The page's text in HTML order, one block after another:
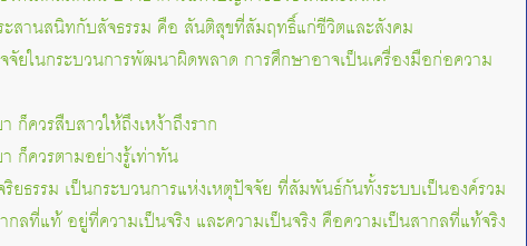
ะสานสนิทกับสัจธรรม คือ สันติสุขที่สัมฤทธิ์แก่ชีวิตและสังคม
จัยในกระบวนการพัฒนาผิดพลาด การศึกษาอาจเป็นเครื่องมือก่อความ
ก็ควรสืบสาวให้ถึงเหง้าถึงราก
ก็ควรตามอย่างรู้เท่าทัน
ยธรรม เป็นกระบวนการแห่งเหตุปัจจัย ที่สัมพันธ์กันทั้งระบบเป็นองค์รวม
กลที่แท้ อยู่ที่ความเป็นจริง และความเป็นจริง คือความเป็นสากลที่แท้จริง